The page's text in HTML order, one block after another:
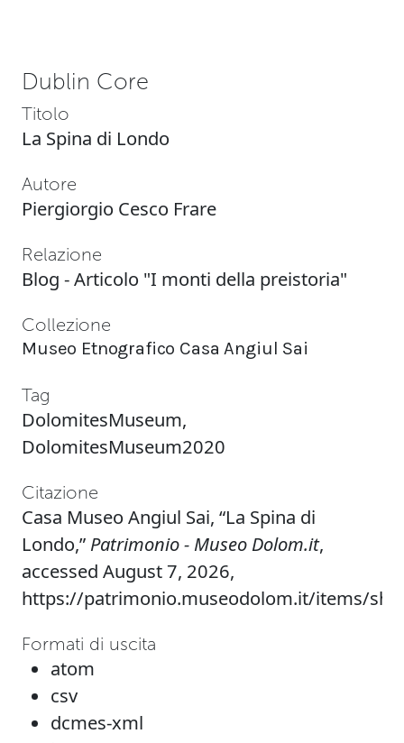
Dublin Core
Titolo
La Spina di Londo
Autore
Piergiorgio Cesco Frare
Relazione
Blog - Articolo "I monti della preistoria"
Collezione
Museo Etnografico Casa Angiul Sai
Tag
DolomitesMuseum,
DolomitesMuseum2020
Citazione
Casa Museo Angiul Sai, “La Spina di
Londo,” Patrimonio - Museo Dolom.it,
accessed August 7, 2026,
https://patrimonio.museodolom.it/items/
Formati di uscita
atom
csv
dcmes-xml